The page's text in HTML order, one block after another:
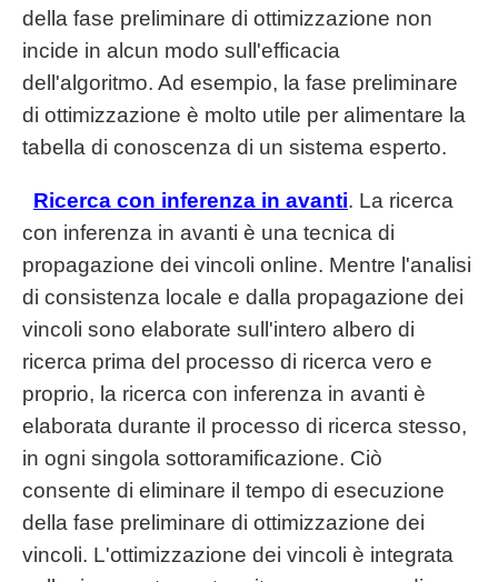
della fase preliminare di ottimizzazione non
incide in alcun modo sull'efficacia
dell'algoritmo. Ad esempio, la fase preliminare
di ottimizzazione è molto utile per alimentare la
tabella di conoscenza di un sistema esperto.
Ricerca con inferenza in avanti. La ricerca
con inferenza in avanti è una tecnica di
propagazione dei vincoli online. Mentre l'analisi
di consistenza locale e dalla propagazione dei
vincoli sono elaborate sull'intero albero di
ricerca prima del processo di ricerca vero e
proprio, la ricerca con inferenza in avanti è
elaborata durante il processo di ricerca stesso,
in ogni singola sottoramificazione. Ciò
consente di eliminare il tempo di esecuzione
della fase preliminare di ottimizzazione dei
vincoli. L'ottimizzazione dei vincoli è integrata